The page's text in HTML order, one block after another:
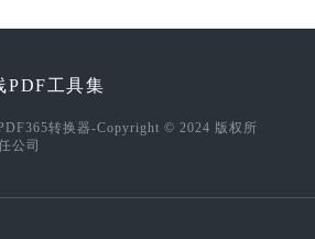
PDF工具集
转换器-Copyright © 2024 版权所
公司